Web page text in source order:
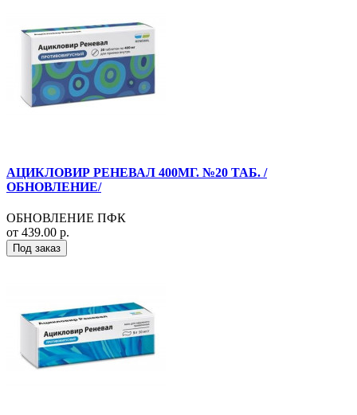
АЦИКЛОВИР РЕНЕВАЛ 400МГ. №20 ТАБ. /
ОБНОВЛЕНИЕ/
ОБНОВЛЕНИЕ ПФК
от 439.00 р.
Под заказ